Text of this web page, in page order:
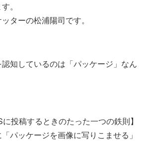
。
ターの松浦陽司です。
知しているのは「パッケージ」なん
に投稿するときのたった一つの鉄則】
パッケージを画像に写りこませる」